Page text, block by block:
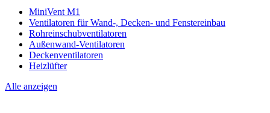
MiniVent M1
Ventilatoren für Wand-, Decken- und Fenstereinbau
Rohreinschubventilatoren
Außenwand-Ventilatoren
Deckenventilatoren
Heizlüfter
Alle anzeigen